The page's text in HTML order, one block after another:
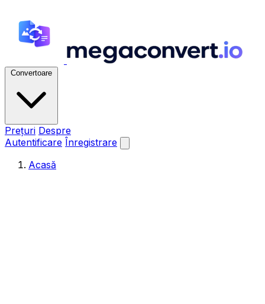
Convertoare
Prețuri Despre
Autentificare Înregistrare
Acasă